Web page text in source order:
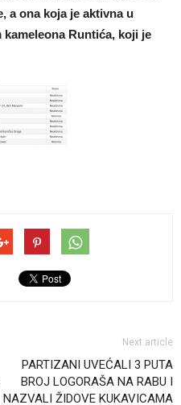
a ona koja je aktivna u
Runtića, koji je
Next article
PARTIZANI UVEĆALI 3 PUTA
BROJ LOGORAŠA NA RABU I
NAZVALI ŽIDOVE KUKAVICAMA